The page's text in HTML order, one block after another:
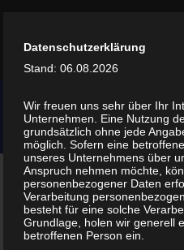
Gebäude 03
Datenschutzerklärung
Stand: 06.08.2026
Wir freuen uns sehr über Ihr
Unternehmen. Eine Nutzung
grundsätzlich ohne jede
möglich. Sofern eine
unseres Unternehmens über
Anspruch nehmen möchte,
personenbezogener Daten
Verarbeitung
besteht für eine solche
Grundlage, holen wir generell
betroffenen Person ein.